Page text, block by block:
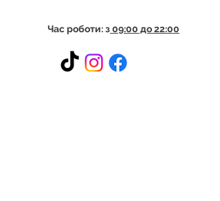
Час роботи: з09:00 до 22:00